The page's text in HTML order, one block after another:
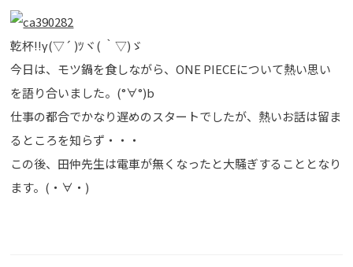
乾杯!!γ(▽´ )ﾂヾ( ｀▽)ゞ
今日は、モツ鍋を食しながら、ONE PIECEについて熱い思い
を語り合いました。(°∀°)b
仕事の都合でかなり遅めのスタートでしたが、熱いお話は留ま
るところを知らず・・・
この後、田仲先生は電車が無くなったと大騒ぎすることとなり
ます。(・∀・)